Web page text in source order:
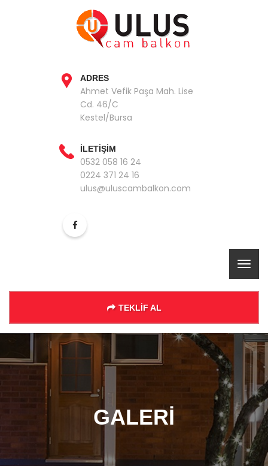
ADRES
Ahmet Vefik Paşa Mah. Lise
Cd. 46/C
Kestel/Bursa
İLETİŞİM
0532 058 16 24
0224 371 24 16
ulus@uluscambalkon.com
TEKLİF AL
GALERİ